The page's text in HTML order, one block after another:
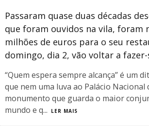
Passaram quase duas décadas
que foram ouvidos na vila, foram
milhões de euros para o seu
domingo, dia 2, vão voltar a
“Quem espera sempre alcança” é um
que nem uma luva ao Palácio Nacional
monumento que guarda o maior
mundo e q... LER MAIS